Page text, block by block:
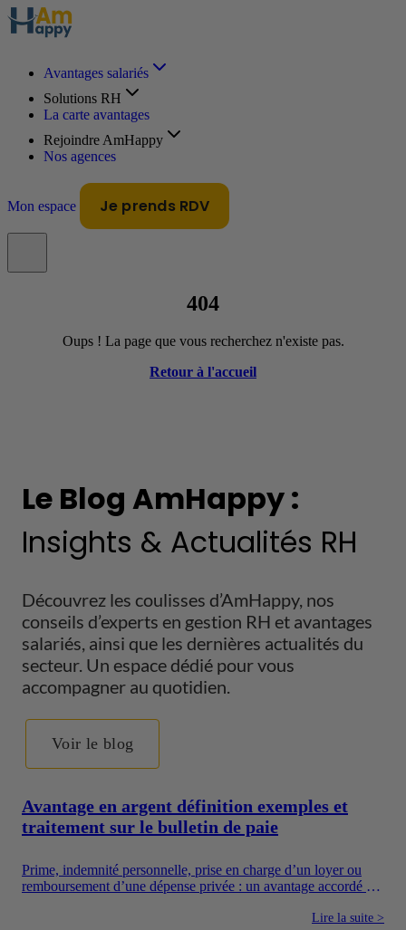
Avantages salariés
Solutions RH
La carte avantages
Rejoindre AmHappy
Nos agences
Mon espace Je prends RDV
404
Oups ! La page que vous recherchez n'existe pas.
Retour à l'accueil
Le Blog AmHappy :
Insights & Actualités RH
Découvrez les coulisses d’AmHappy, nos
conseils d’experts en gestion RH et avantages
salariés, ainsi que les dernières actualités du
secteur. Un espace dédié pour vous
accompagner au quotidien.
Voir le blog
Avantage en argent définition exemples et
traitement sur le bulletin de paie
Prime, indemnité personnelle, prise en charge d’un loyer ou
remboursement d’une dépense privée : un avantage accordé en
autant, toutes les sommes versées par une entreprise ne suivent
Lire la suite >